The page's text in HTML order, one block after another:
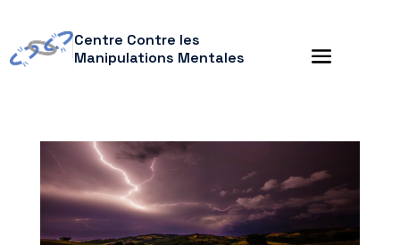
Centre Contre les
Manipulations Mentales